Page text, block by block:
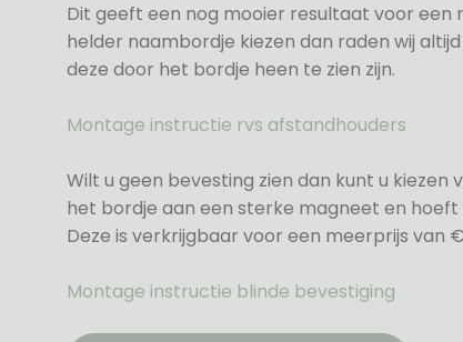
Dit geeft een nog mooier resultaat voor een
helder naambordje kiezen dan raden wij
deze door het bordje heen te zien zijn.
Montage instructie rvs afstandhouders
Wilt u geen bevesting zien dan kunt u
het bordje aan een sterke magneet en hoeft
Deze is verkrijgbaar voor een meerprijs van
Montage instructie blinde bevestiging